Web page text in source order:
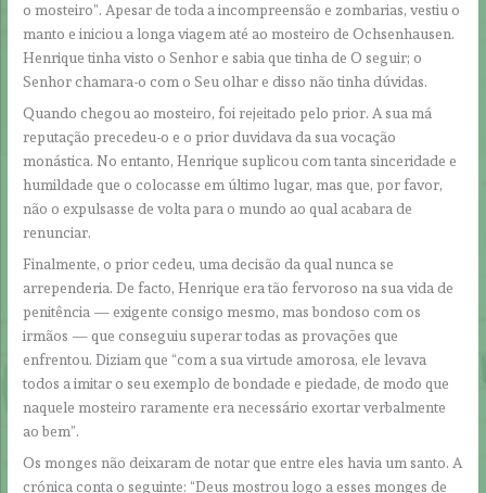
o mosteiro”. Apesar de toda a incompreensão e zombarias, vestiu o
manto e iniciou a longa viagem até ao mosteiro de Ochsenhausen.
Henrique tinha visto o Senhor e sabia que tinha de O seguir; o
Senhor chamara-o com o Seu olhar e disso não tinha dúvidas.
Quando chegou ao mosteiro, foi rejeitado pelo prior. A sua má
reputação precedeu-o e o prior duvidava da sua vocação
monástica. No entanto, Henrique suplicou com tanta sinceridade e
humildade que o colocasse em último lugar, mas que, por favor,
não o expulsasse de volta para o mundo ao qual acabara de
renunciar.
Finalmente, o prior cedeu, uma decisão da qual nunca se
arrependeria. De facto, Henrique era tão fervoroso na sua vida de
penitência — exigente consigo mesmo, mas bondoso com os
irmãos — que conseguiu superar todas as provações que
enfrentou. Diziam que “com a sua virtude amorosa, ele levava
todos a imitar o seu exemplo de bondade e piedade, de modo que
naquele mosteiro raramente era necessário exortar verbalmente
ao bem”.
Os monges não deixaram de notar que entre eles havia um santo. A
crónica conta o seguinte: “Deus mostrou logo a esses monges de